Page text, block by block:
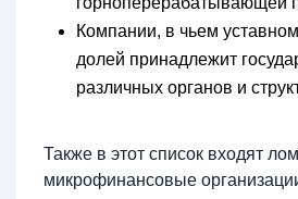
Компании, в чьем
долей принадлежит
различных органов и
Также в этот список входят
микрофинансовые